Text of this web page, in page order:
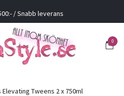
/ Snabb leverans
0
Tweens 2 x 750ml